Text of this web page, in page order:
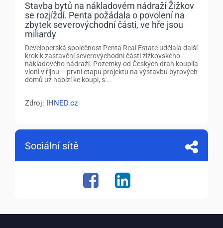
Stavba bytů na nákladovém nádraží Žižkov
se rozjíždí. Penta požádala o povolení na
zbytek severovýchodní části, ve hře jsou
miliardy
Developerská společnost Penta Real Estate udělala další
krok k zastavění severovýchodní části žižkovského
nákladového nádraží. Pozemky od Českých drah koupila
vloni v říjnu – první etapu projektu na výstavbu bytových
domů už nabízí ke koupi, s...
Zdroj: IHNED.cz
Sociální sítě